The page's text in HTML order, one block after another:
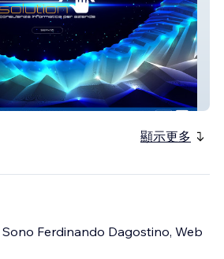
顯示更多
Ferdinando Dagostino, Web